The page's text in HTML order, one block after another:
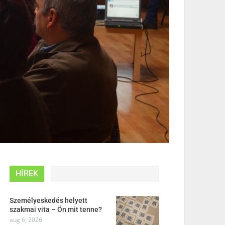
HÍREK
Személyeskedés helyett
szakmai vita – Ön mit tenne?
aug 6, 2026